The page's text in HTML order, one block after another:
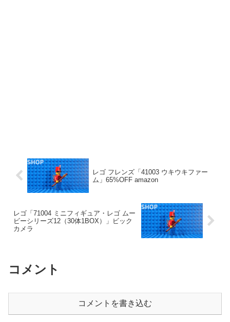
レゴ フレンズ「41003 ウキウキファー
ム」65%OFF amazon
レゴ「71004 ミニフィギュア・レゴ ムー
ビーシリーズ12（30体1BOX）」ビック
カメラ
コメント
コメントを書き込む